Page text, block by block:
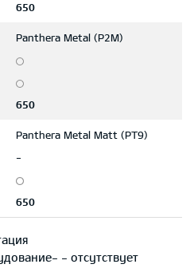
650
Panthera Metal (P2M)
650
Panthera Metal Matt (PT9)
-
650
- - отсутствует